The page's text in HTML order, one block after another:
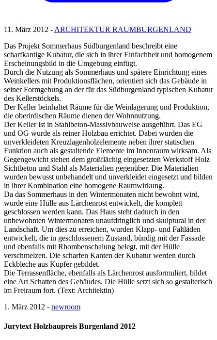
11. März 2012 -ARCHITEKTUR RAUMBURGENLAND
Das Projekt Sommerhaus Südburgenland beschreibt eine
scharfkantige Kubatur, die sich in ihrer Einfachheit und homogenem
Erscheinungsbild in die Umgebung einfügt.
Durch die Nutzung als Sommerhaus und spätere Einrichtung eines
Weinkellers mit Produktionsflächen, orientiert sich das Gebäude in
seiner Formgebung an der für das Südburgenland typischen Kubatur
des Kellerstöckels.
Der Keller beinhaltet Räume für die Weinlagerung und Produktion,
die oberirdischen Räume dienen der Wohnnutzung.
Der Keller ist in Stahlbeton-Massivbauweise ausgeführt. Das EG
und OG wurde als reiner Holzbau errichtet. Dabei wurden die
unverkleideten Kreuzlagenholzelemente neben ihrer statischen
Funktion auch als gestaltende Elemente im Innenraum wirksam. Als
Gegengewicht stehen dem großflächig eingesetzten Werkstoff Holz
Sichtbeton und Stahl als Materialien gegenüber. Die Materialien
wurden bewusst unbehandelt und unverkleidet eingesetzt und bilden
in ihrer Kombination eine homogene Raumwirkung.
Da das Sommerhaus in den Wintermonaten nicht bewohnt wird,
wurde eine Hülle aus Lärchenrost entwickelt, die komplett
geschlossen werden kann. Das Haus steht dadurch in den
unbewohnten Wintermonaten unaufdringlich und skulptural in der
Landschaft. Um dies zu erreichen, wurden Klapp- und Faltläden
entwickelt, die in geschlossenem Zustand, bündig mit der Fassade
und ebenfalls mit Rhombenschalung belegt, mit der Hülle
verschmelzen. Die scharfen Kanten der Kubatur werden durch
Eckbleche aus Kupfer gebildet.
Die Terrassenfläche, ebenfalls als Lärchenrost ausformuliert, bildet
eine Art Schatten des Gebäudes. Die Hülle setzt sich so gestalterisch
im Freiraum fort. (Text: Architektin)
1. März 2012 - newroom
Jurytext Holzbaupreis Burgenland 2012